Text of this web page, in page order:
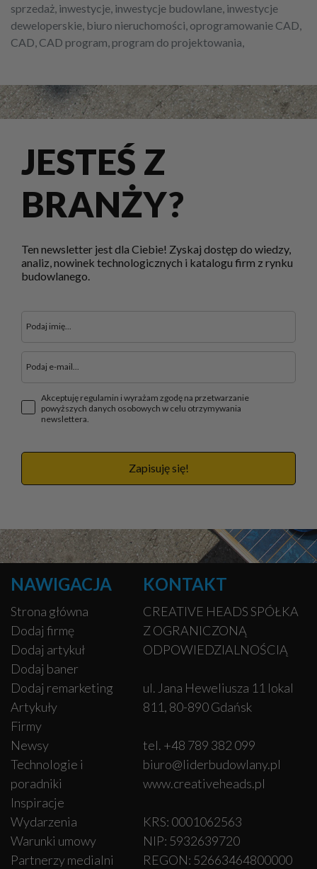
sprzedaż, inwestycje, inwestycje budowlane, inwestycje
deweloperskie, biuro nieruchomości, oprogramowanie CAD,
CAD, CAD program, program do projektowania,
JESTEŚ Z
BRANŻY?
Ten newsletter jest dla Ciebie! Zyskaj dostęp do wiedzy,
analiz, nowinek technologicznych i katalogu firm z rynku
budowlanego.
Akceptuję regulamin i wyrażam zgodę na przetwarzanie
powyższych danych osobowych w celu otrzymywania
newslettera.
Zapisuję się!
NAWIGACJA
Strona główna
Dodaj firmę
Dodaj artykuł
Dodaj baner
Dodaj remarketing
Artykuły
Firmy
Newsy
Technologie i
poradniki
Inspiracje
Wydarzenia
Warunki umowy
Partnerzy medialni
KONTAKT
CREATIVE HEADS SPÓŁKA
Z OGRANICZONĄ
ODPOWIEDZIALNOŚCIĄ
ul. Jana Heweliusza 11 lokal
811, 80-890 Gdańsk
tel. +48 789 382 099
biuro@liderbudowlany.pl
www.creativeheads.pl
KRS: 0001062563
NIP: 5932639720
REGON: 52663464800000